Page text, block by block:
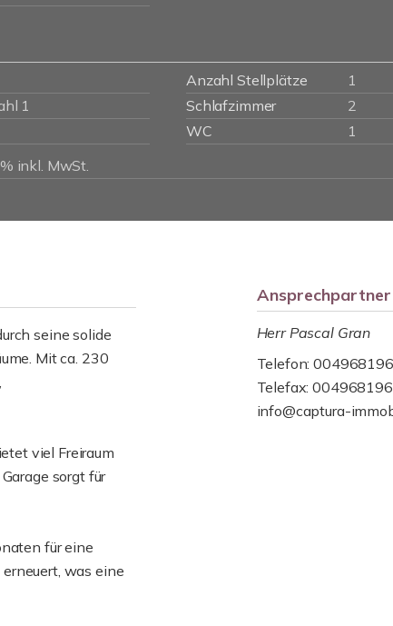
Anzahl Stellplätze
1
1 Schlafzimmer
2
WC
1
inkl. MwSt.
seine solide
Mit ca. 230
viel Freiraum
sorgt für
für eine
was eine
Ansprechpartner
Herr Pascal Gran
Telefon:
Telefax:
info@captura-